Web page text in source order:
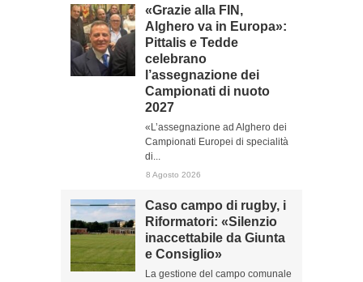
«Grazie alla FIN,
Alghero va in Europa»:
Pittalis e Tedde
celebrano
l’assegnazione dei
Campionati di nuoto
2027
«L’assegnazione ad Alghero dei
Campionati Europei di specialità
di...
8 Agosto 2026
Caso campo di rugby, i
Riformatori: «Silenzio
inaccettabile da Giunta
e Consiglio»
La gestione del campo comunale